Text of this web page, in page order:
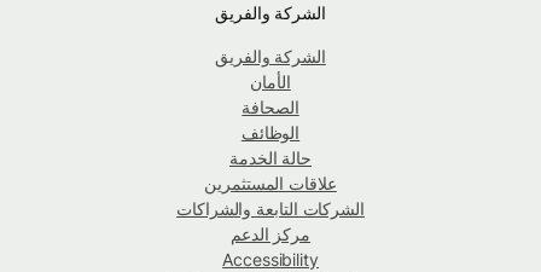
الشركة والفريق
الشركة والفريق
الأمان
الصحافة
الوظائف
حالة الخدمة
علاقات المستثمرين
الشركات التابعة والشراكات
مركز الدعم
Accessibility